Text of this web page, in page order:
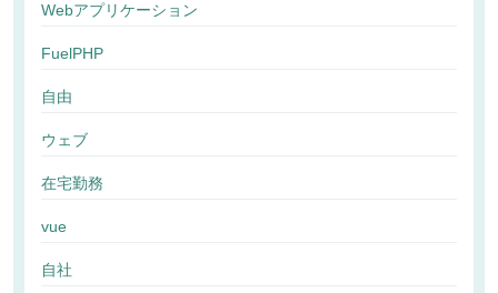
Webアプリケーション
FuelPHP
自由
ウェブ
在宅勤務
vue
自社